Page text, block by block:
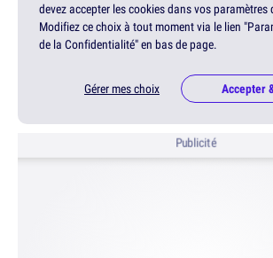
devez accepter les cookies dans vos
Modifiez ce choix à tout moment via le lien
de la Confidentialité" en bas de page.
Gérer mes choix Accepter
Publicité